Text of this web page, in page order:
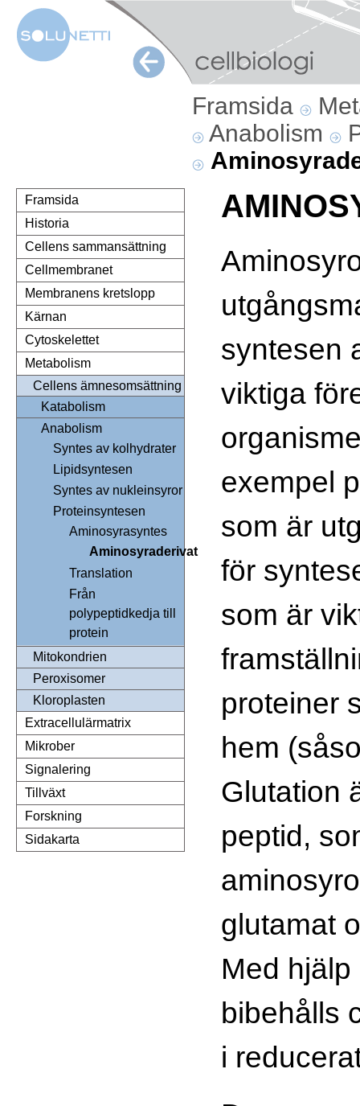
Framsida
Anabolism
Framsida
Historia
Cellens sammansättning
Cellmembranet
Membranens kretslopp
Kärnan
Cytoskelettet
Metabolism
Cellens ämnesomsättning
Katabolism
Anabolism
Syntes av kolhydrater
Lipidsyntesen
Syntes av nukleinsyror
Proteinsyntesen
Aminosyrasyntes
Aminosyraderivat
Translation
Från
polypeptidkedja till
protein
Mitokondrien
Peroxisomer
Kloroplasten
Extracellulärmatrix
Mikrober
Signalering
Tillväxt
Forskning
Sidakarta
syntesen
viktiga
exempel
som är
för
som är
proteiner
hem
Glutation
peptid,
glutamat
Med
bibehålls
i